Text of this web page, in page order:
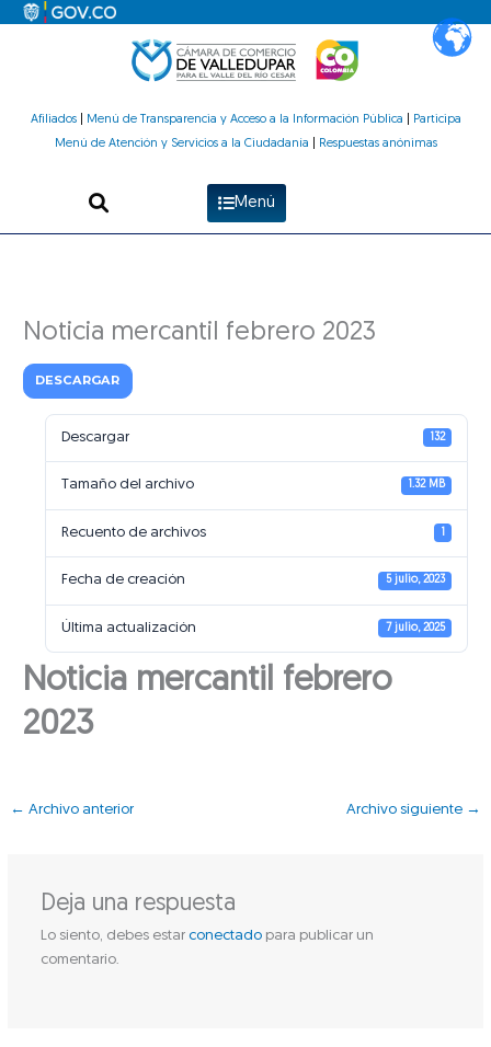
Afiliados| Menú de Transparencia y Acceso a la Información Pública
Participa
Menú de Atención y Servicios a la Ciudadanía
Respuestas anónimas
Menú
Noticia mercantil febrero 2023
DESCARGAR
Descargar 132
Tamaño del archivo 1.32 MB
Recuento de archivos 1
Fecha de creación 5 julio, 2023
Última actualización 7 julio, 2025
Noticia mercantil febrero
2023
← Archivo anterior Archivo siguiente →
Deja una respuesta
Lo siento, debes estar conectadopara publicar un
comentario.